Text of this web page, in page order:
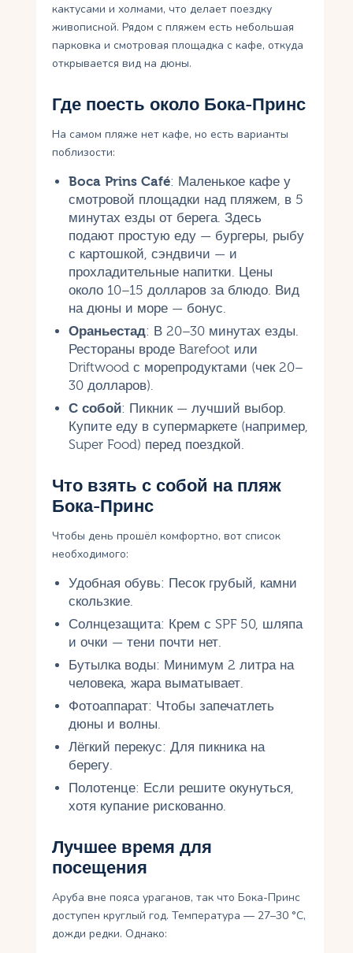
кактусами и холмами, что делает поездку
живописной. Рядом с пляжем есть небольшая
парковка и смотровая площадка с кафе, откуда
открывается вид на дюны.
Где поесть около Бока-Принс
На самом пляже нет кафе, но есть варианты
поблизости:
Boca Prins Café: Маленькое кафе у
смотровой площадки над пляжем, в 5
минутах езды от берега. Здесь
подают простую еду — бургеры, рыбу
с картошкой, сэндвичи — и
прохладительные напитки. Цены
около 10–15 долларов за блюдо. Вид
на дюны и море — бонус.
Ораньестад: В 20–30 минутах езды.
Рестораны вроде Barefoot или
Driftwood с морепродуктами (чек 20–
30 долларов).
С собой: Пикник — лучший выбор.
Купите еду в супермаркете (например,
Super Food) перед поездкой.
Что взять с собой на пляж
Бока-Принс
Чтобы день прошёл комфортно, вот список
необходимого:
Удобная обувь: Песок грубый, камни
скользкие.
Солнцезащита: Крем с SPF 50, шляпа
и очки — тени почти нет.
Бутылка воды: Минимум 2 литра на
человека, жара выматывает.
Фотоаппарат: Чтобы запечатлеть
дюны и волны.
Лёгкий перекус: Для пикника на
берегу.
Полотенце: Если решите окунуться,
хотя купание рискованно.
Лучшее время для
посещения
Аруба вне пояса ураганов, так что Бока-Принс
доступен круглый год. Температура — 27–30 °C,
дожди редки. Однако: